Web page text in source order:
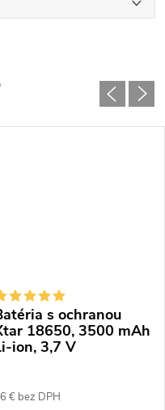
s ochranou
18650, 3500 mAh
ion, 3,7 V
€ bez DPH